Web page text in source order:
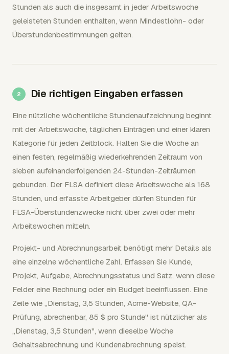
Stunden als auch die insgesamt in jeder Arbeitswoche
geleisteten Stunden enthalten, wenn Mindestlohn- oder
Überstundenbestimmungen gelten.
Die richtigen Eingaben erfassen
Eine nützliche wöchentliche Stundenaufzeichnung beginnt
mit der Arbeitswoche, täglichen Einträgen und einer klaren
Kategorie für jeden Zeitblock. Halten Sie die Woche an
einen festen, regelmäßig wiederkehrenden Zeitraum von
sieben aufeinanderfolgenden 24-Stunden-Zeiträumen
gebunden. Der FLSA definiert diese Arbeitswoche als 168
Stunden, und erfasste Arbeitgeber dürfen Stunden für
FLSA-Überstundenzwecke nicht über zwei oder mehr
Arbeitswochen mitteln.
Projekt- und Abrechnungsarbeit benötigt mehr Details als
eine einzelne wöchentliche Zahl. Erfassen Sie Kunde,
Projekt, Aufgabe, Abrechnungsstatus und Satz, wenn diese
Felder eine Rechnung oder ein Budget beeinflussen. Eine
Zeile wie „Dienstag, 3,5 Stunden, Acme-Website, QA-
Prüfung, abrechenbar, 85 $ pro Stunde" ist nützlicher als
„Dienstag, 3,5 Stunden", wenn dieselbe Woche
Gehaltsabrechnung und Kundenabrechnung speist.